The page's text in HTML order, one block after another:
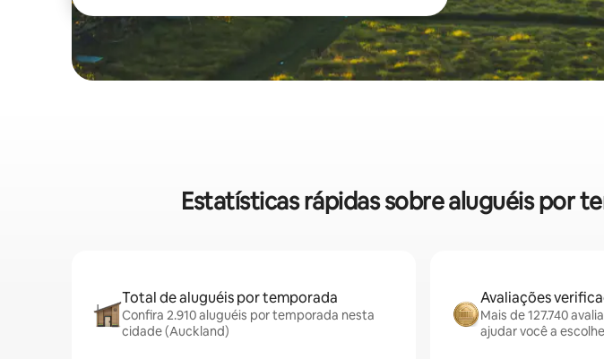
Estatísticas rápidas sobre aluguéis por
Total de aluguéis por temporada
Confira 2.910 aluguéis por temporada nesta
cidade (Auckland)
Avaliações
Mais de 127.740
ajudar você a